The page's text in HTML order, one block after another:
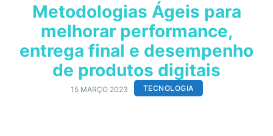
Metodologias Ágeis para
melhorar performance,
entrega final e desempenho
de produtos digitais
15 MARÇO 2023 TECNOLOGIA